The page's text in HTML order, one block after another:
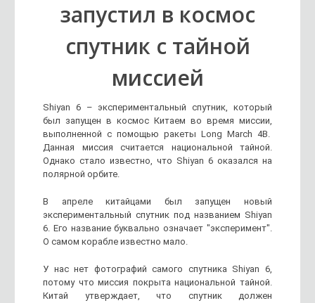
запустил в космос
спутник с тайной
миссией
Shiyan 6 – экспериментальный спутник, который
был запущен в космос Китаем во время миссии,
выполненной с помощью ракеты Long March 4B.
Данная миссия считается национальной тайной.
Однако стало известно, что Shiyan 6 оказался на
полярной орбите.
В апреле китайцами был запущен новый
экспериментальный спутник под названием Shiyan
6. Его название буквально означает "эксперимент".
О самом корабле известно мало.
У нас нет фотографий самого спутника Shiyan 6,
потому что миссия покрыта национальной тайной.
Китай утверждает, что спутник должен